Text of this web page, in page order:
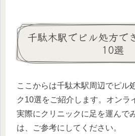
千駄木駅でピル処方で
10選
ここからは千駄木駅周辺でピル
ク10選をご紹介します。オンラ
実際にクリニックに足を運んで
は、ご参考にしてください。